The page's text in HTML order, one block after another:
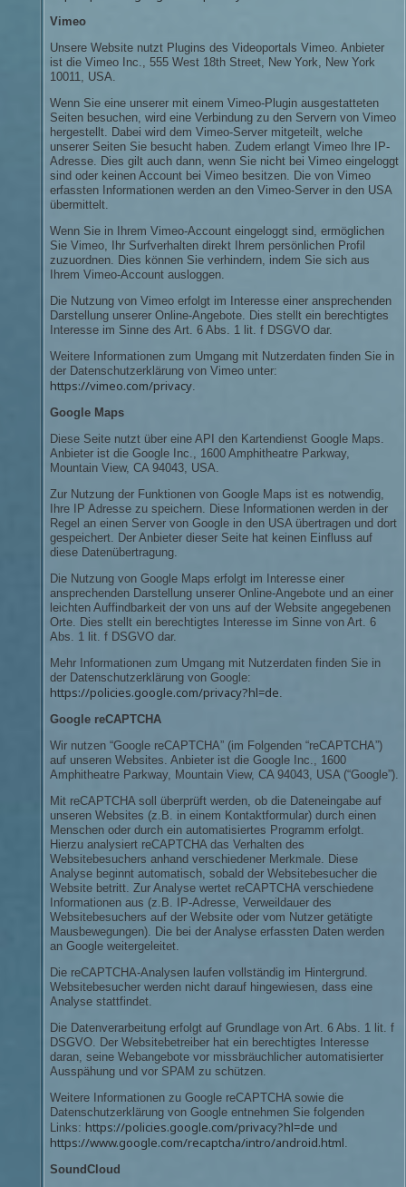
Vimeo
Unsere Website nutzt Plugins des Videoportals Vimeo. Anbieter
ist die Vimeo Inc., 555 West 18th Street, New York, New York
10011, USA.
Wenn Sie eine unserer mit einem Vimeo-Plugin ausgestatteten
Seiten besuchen, wird eine Verbindung zu den Servern von Vimeo
hergestellt. Dabei wird dem Vimeo-Server mitgeteilt, welche
unserer Seiten Sie besucht haben. Zudem erlangt Vimeo Ihre IP-
Adresse. Dies gilt auch dann, wenn Sie nicht bei Vimeo eingeloggt
sind oder keinen Account bei Vimeo besitzen. Die von Vimeo
erfassten Informationen werden an den Vimeo-Server in den USA
übermittelt.
Wenn Sie in Ihrem Vimeo-Account eingeloggt sind, ermöglichen
Sie Vimeo, Ihr Surfverhalten direkt Ihrem persönlichen Profil
zuzuordnen. Dies können Sie verhindern, indem Sie sich aus
Ihrem Vimeo-Account ausloggen.
Die Nutzung von Vimeo erfolgt im Interesse einer ansprechenden
Darstellung unserer Online-Angebote. Dies stellt ein berechtigtes
Interesse im Sinne des Art. 6 Abs. 1 lit. f DSGVO dar.
Weitere Informationen zum Umgang mit Nutzerdaten finden Sie in
der Datenschutzerklärung von Vimeo unter:
https://vimeo.com/privacy
Google Maps
Diese Seite nutzt über eine API den Kartendienst Google Maps.
Anbieter ist die Google Inc., 1600 Amphitheatre Parkway,
Mountain View, CA 94043, USA.
Zur Nutzung der Funktionen von Google Maps ist es notwendig,
Ihre IP Adresse zu speichern. Diese Informationen werden in der
Regel an einen Server von Google in den USA übertragen und dort
gespeichert. Der Anbieter dieser Seite hat keinen Einfluss auf
diese Datenübertragung.
Die Nutzung von Google Maps erfolgt im Interesse einer
ansprechenden Darstellung unserer Online-Angebote und an einer
leichten Auffindbarkeit der von uns auf der Website angegebenen
Orte. Dies stellt ein berechtigtes Interesse im Sinne von Art. 6
Abs. 1 lit. f DSGVO dar.
Mehr Informationen zum Umgang mit Nutzerdaten finden Sie in
der Datenschutzerklärung von Google:
https://policies.google.com/privacy?hl=de
Google reCAPTCHA
Wir nutzen “Google reCAPTCHA” (im Folgenden “reCAPTCHA”)
auf unseren Websites. Anbieter ist die Google Inc., 1600
Amphitheatre Parkway, Mountain View, CA 94043, USA (“Google”).
Mit reCAPTCHA soll überprüft werden, ob die Dateneingabe auf
unseren Websites (z.B. in einem Kontaktformular) durch einen
Menschen oder durch ein automatisiertes Programm erfolgt.
Hierzu analysiert reCAPTCHA das Verhalten des
Websitebesuchers anhand verschiedener Merkmale. Diese
Analyse beginnt automatisch, sobald der Websitebesucher die
Website betritt. Zur Analyse wertet reCAPTCHA verschiedene
Informationen aus (z.B. IP-Adresse, Verweildauer des
Websitebesuchers auf der Website oder vom Nutzer getätigte
Mausbewegungen). Die bei der Analyse erfassten Daten werden
an Google weitergeleitet.
Die reCAPTCHA-Analysen laufen vollständig im Hintergrund.
Websitebesucher werden nicht darauf hingewiesen, dass eine
Analyse stattfindet.
Die Datenverarbeitung erfolgt auf Grundlage von Art. 6 Abs. 1 lit. f
DSGVO. Der Websitebetreiber hat ein berechtigtes Interesse
daran, seine Webangebote vor missbräuchlicher automatisierter
Ausspähung und vor SPAM zu schützen.
Weitere Informationen zu Google reCAPTCHA sowie die
Datenschutzerklärung von Google entnehmen Sie folgenden
Links: https://policies.google.com/privacy?hl=de und
https://www.google.com/recaptcha/intro/android.html
SoundCloud